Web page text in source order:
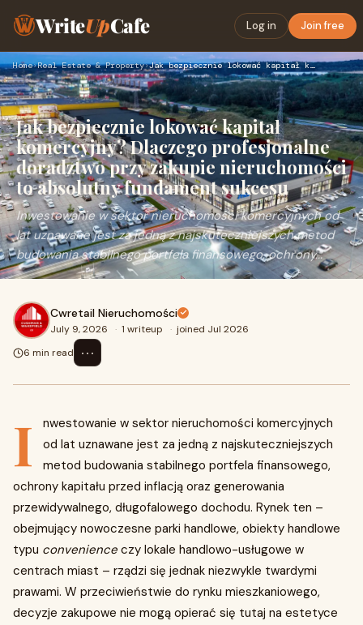
WriteUpCafe Log in Join free
Home›Real Estate & Property› Jak bezpiecznie lokować kapitał komercyjny? Dlaczego profesj…
Jak bezpiecznie lokować kapitał
komercyjny? Dlaczego profesjonalne
doradztwo przy zakupie nieruchomości
to absolutny fundament sukcesu
Inwestowanie w sektor nieruchomości komercyjnych od
lat uznawane jest za jedną z najskuteczniejszych metod
budowania stabilnego portfela finansowego, ochrony...
Cwretail Nieruchomości
July 9, 2026 · 1 writeup · joined Jul 2026
6 min read
⋯
I
nwestowanie w sektor nieruchomości komercyjnych
od lat uznawane jest za jedną z najskuteczniejszych
metod budowania stabilnego portfela finansowego,
ochrony kapitału przed inflacją oraz generowania
przewidywalnego, długofalowego dochodu. Rynek ten –
obejmujący nowoczesne parki handlowe, obiekty handlowe
typu convenience czy lokale handlowo-usługowe w
centrach miast – rządzi się jednak niezwykle twardymi
prawami. W przeciwieństwie do rynku mieszkaniowego,
decyzje zakupowe nie mogą opierać się tutaj na estetyce